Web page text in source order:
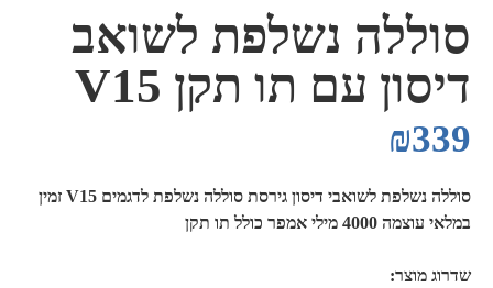
סוללה נשלפת לשואב
דיסון עם תו תקן V15
₪339
סוללה נשלפת לשואבי דיסון גירסת סוללה נשלפת לדגמים V15 זמין
במלאי עוצמה 4000 מילי אמפר כולל תו תקן
שדרוג מוצר: